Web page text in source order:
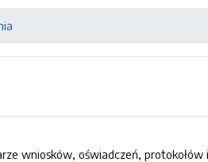
wniosków, oświadczeń,